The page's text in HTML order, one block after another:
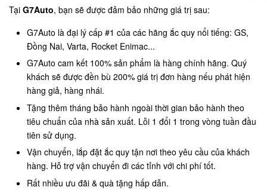
Tại G7Auto, bạn sẽ được đảm bảo những giá trị sau:
G7Auto là đại lý cấp #1 của các hãng ắc quy nổi tiếng: GS,
Đồng Nai, Varta, Rocket Enimac...
G7Auto cam kết 100% sản phẩm là hàng chính hãng. Quý
khách sẽ được đền bù 200% giá trị đơn hàng nếu phát hiện
hàng giả, hàng nhái.
Tặng thêm tháng bảo hành ngoài thời gian bảo hành theo
tiêu chuẩn của nhà sản xuất. Lỗi 1 đổi 1 trong vòng tuần đầu
tiên sử dụng.
Vận chuyển, lắp đặt ắc quy tận nơi theo yêu cầu của khách
hàng. Hỗ trợ vận chuyển đi các tỉnh với chi phí tốt.
Rất nhiều ưu đãi & quà tặng hấp dẫn.